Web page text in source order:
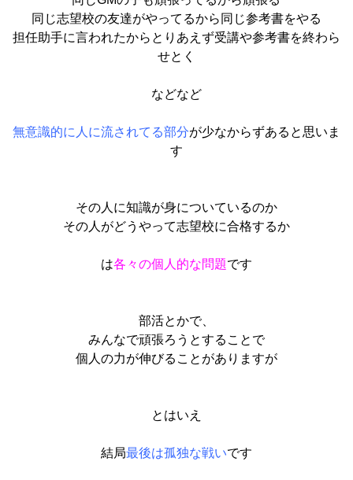
同じ志望校の友達がやってるから同じ参考書をやる
担任助手に言われたからとりあえず受講や参考書を終わら
せとく
などなど
無意識的に人に流されてる部分が少なからずあると思いま
す
その人に知識が身についているのか
その人がどうやって志望校に合格するか
は各々の個人的な問題です
部活とかで、
みんなで頑張ろうとすることで
個人の力が伸びることがありますが
とはいえ
結局最後は孤独な戦いです